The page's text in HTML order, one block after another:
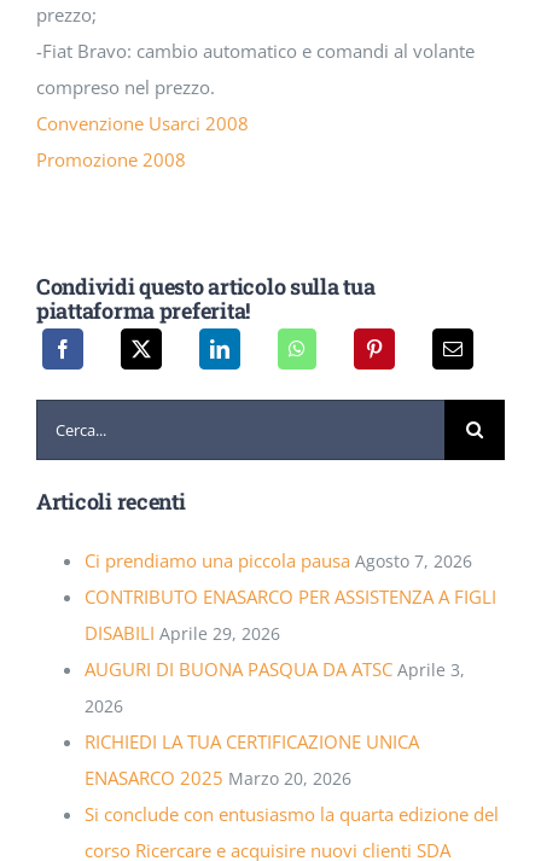
prezzo;
-Fiat Bravo: cambio automatico e comandi al volante
compreso nel prezzo.
Convenzione Usarci 2008
Promozione 2008
Condividi questo articolo sulla tua
piattaforma preferita!
Articoli recenti
Ci prendiamo una piccola pausa Agosto 7, 2026
CONTRIBUTO ENASARCO PER ASSISTENZA A FIGLI
DISABILI Aprile 29, 2026
AUGURI DI BUONA PASQUA DA ATSC Aprile 3,
2026
RICHIEDI LA TUA CERTIFICAZIONE UNICA
ENASARCO 2025 Marzo 20, 2026
Si conclude con entusiasmo la quarta edizione del
corso Ricercare e acquisire nuovi clienti SDA